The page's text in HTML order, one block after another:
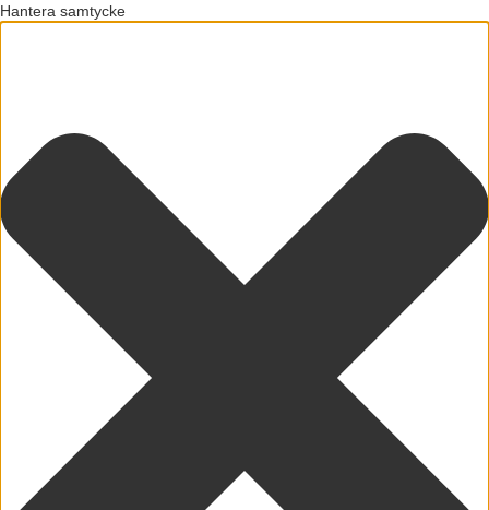
Hantera samtycke